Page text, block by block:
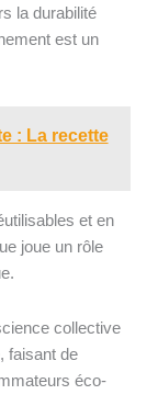
la durabilité
est un
: La recette
et en
joue un rôle
collective
faisant de
éco-